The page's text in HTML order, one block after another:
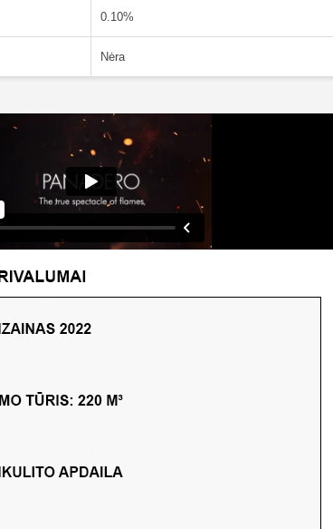
0.10%
Nėra